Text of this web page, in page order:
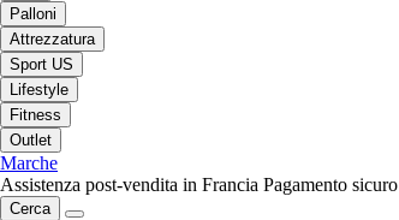
Palloni
Attrezzatura
Sport US
Lifestyle
Fitness
Outlet
Marche
Assistenza post-vendita in Francia Pagamento sicuro
Cerca